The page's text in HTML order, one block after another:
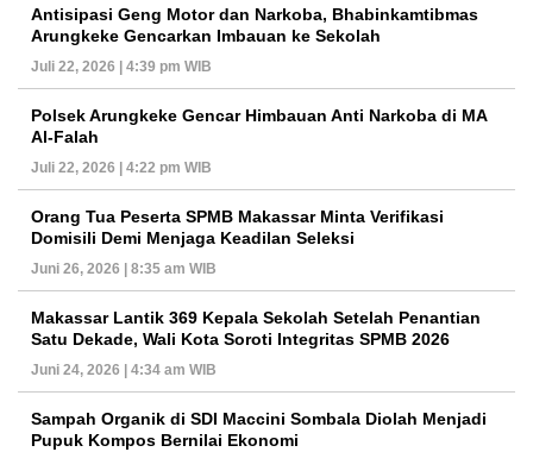
Antisipasi Geng Motor dan Narkoba, Bhabinkamtibmas
Arungkeke Gencarkan Imbauan ke Sekolah
Juli 22, 2026 | 4:39 pm WIB
Polsek Arungkeke Gencar Himbauan Anti Narkoba di MA
Al-Falah
Juli 22, 2026 | 4:22 pm WIB
Orang Tua Peserta SPMB Makassar Minta Verifikasi
Domisili Demi Menjaga Keadilan Seleksi
Juni 26, 2026 | 8:35 am WIB
Makassar Lantik 369 Kepala Sekolah Setelah Penantian
Satu Dekade, Wali Kota Soroti Integritas SPMB 2026
Juni 24, 2026 | 4:34 am WIB
Sampah Organik di SDI Maccini Sombala Diolah Menjadi
Pupuk Kompos Bernilai Ekonomi